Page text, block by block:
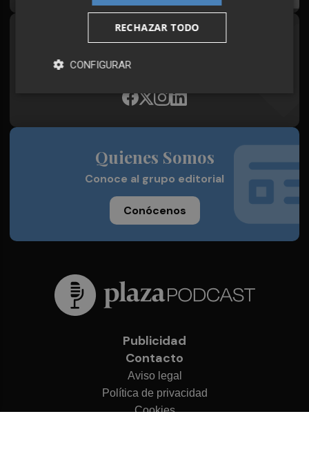
Síguenos en redes
Plaza Podcast, desde cualquier medio
Quienes Somos
Conoce al grupo editorial
Conócenos
Publicidad
Contacto
Aviso legal
Política de privacidad
Cookies
RECHAZAR TODO
CONFIGURAR